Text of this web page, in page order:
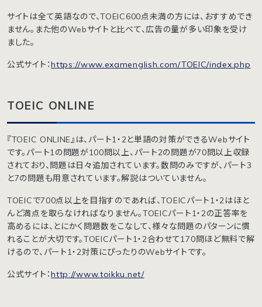
サイトは全て英語なので、TOEIC600点未満の方には、おすすめでき
ません。また他のWebサイトと比べて、広告の量が多い印象を受け
ました。
公式サイト：https://www.examenglish.com/TOEIC/index.php
TOEIC ONLINE
『TOEIC ONLINE』は、パート1・2と単語の対策ができるWebサイト
です。パート1の問題が100問以上、パート2の問題が70問以上収録
されており、問題は日々追加されています。数問のみですが、パート3
と7の問題も用意されています。解説はついていません。
TOEICで700点以上を目指すのであれば、TOEICパート1・2はほと
んど満点を取らなければなりません。TOEICパート1・2の正答率を
高めるには、とにかく問題数をこなして、様々な問題のパターンに慣
れることが大切です。TOEICパート1・2合わせて170問ほど無料で解
けるので、パート1・2対策にぴったりのWebサイトです。
公式サイト：http://www.toikku.net/